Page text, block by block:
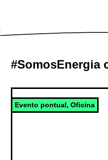
#SomosEnergia
Evento pontual,Oficina